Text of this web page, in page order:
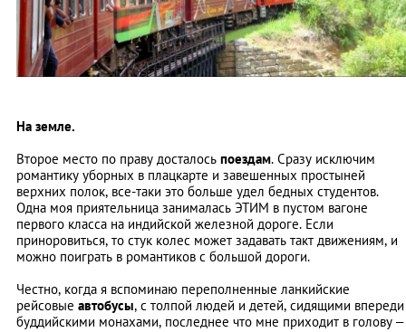
На земле.
Второе место по праву досталось поездам. Сразу исключим
романтику уборных в плацкарте и завешенных простыней
верхних полок, все-таки это больше удел бедных студентов.
Одна моя приятельница занималась ЭТИМ в пустом вагоне
первого класса на индийской железной дороге. Если
приноровиться, то стук колес может задавать такт движениям, и
можно поиграть в романтиков с большой дороги.
Честно, когда я вспоминаю переполненные ланкийские
рейсовые автобусы, с толпой людей и детей, сидящими впереди
буддийскими монахами, последнее что мне приходит в голову –